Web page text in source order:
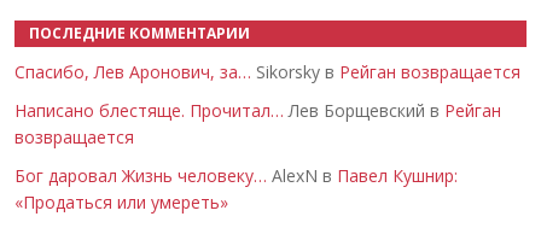
ПОСЛЕДНИЕ КОММЕНТАРИИ
Спасибо, Лев Аронович, за… Sikorsky в Рейган возвращается
Написано блестяще. Прочитал… Лев Борщевский в Рейган
возвращается
Бог даровал Жизнь человеку… AlexN в Павел Кушнир:
«Продаться или умереть»